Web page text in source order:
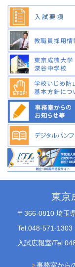
東京
〒366-0810 埼玉
Tel.048-571-1303
入試広報室/
事務室から